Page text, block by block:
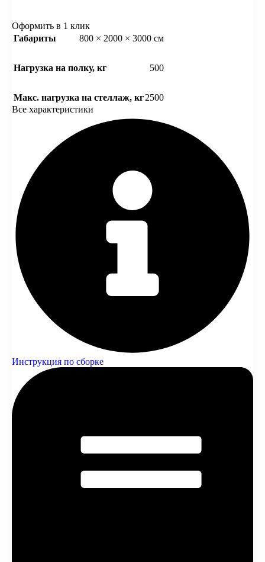
Оформить в 1 клик
Габариты
800 × 2000 × 3000 см
Нагрузка на полку, кг 500
Макс. нагрузка на стеллаж, кг2500
Все характеристики
Инструкция по сборке